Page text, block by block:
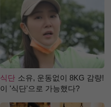
식단 소유, 운동없이 8KG 감량!
이 '식단'으로 가능했다?